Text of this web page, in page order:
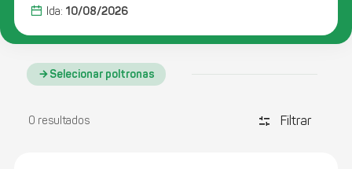
Ida: 10/08/2026
Selecionar poltronas
0 resultados discover_tune Filtrar